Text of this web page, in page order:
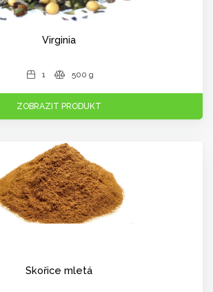
Virginia
1 500 g
ZOBRAZIT PRODUKT
Skořice mletá